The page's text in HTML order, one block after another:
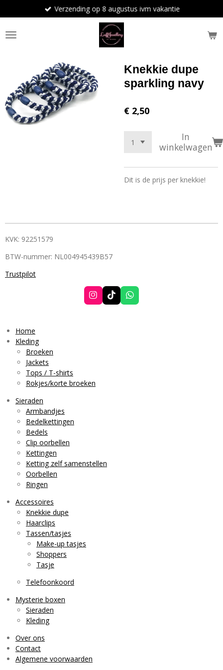
direct
naar
de
Verzending op 8 augustus ivm vakantie
Knekkie dupe
sparkling navy
€ 2,50
In
winkelwagen
Dit is de prijs per knekkie!
KVK: 92251579
BTW-nummer: NL004945439B57
Trustpilot
I
n
T
i
W
h
Home
Kleding
Broeken
Jackets
Tops / T-shirts
Rokjes/korte broeken
Sieraden
Armbandjes
Bedelkettingen
Bedels
Clip oorbellen
Kettingen
Ketting zelf samenstellen
Oorbellen
Ringen
Accessoires
Knekkie dupe
Haarclips
Tassen/tasjes
Make-up tasjes
Shoppers
Tasje
Telefoonkoord
Mysterie boxen
Sieraden
Kleding
Over ons
Contact
Algemene voorwaarden